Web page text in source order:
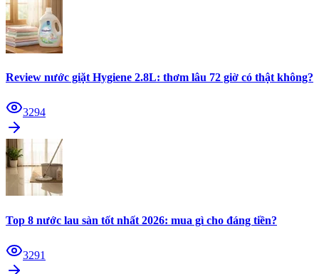
Review nước giặt Hygiene 2.8L: thơm lâu 72 giờ có thật không?
3294
Top 8 nước lau sàn tốt nhất 2026: mua gì cho đáng tiền?
3291